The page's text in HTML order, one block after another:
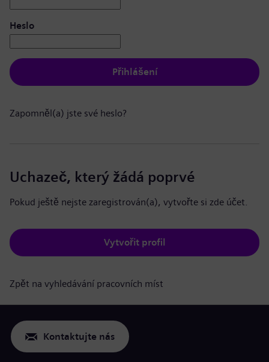
Heslo
Přihlášení
Zapomněl(a) jste své heslo?
Uchazeč, který žádá poprvé
Pokud ještě nejste zaregistrován(a), vytvořte si zde účet.
Vytvořit profil
Zpět na vyhledávání pracovních míst
Kontaktujte nás